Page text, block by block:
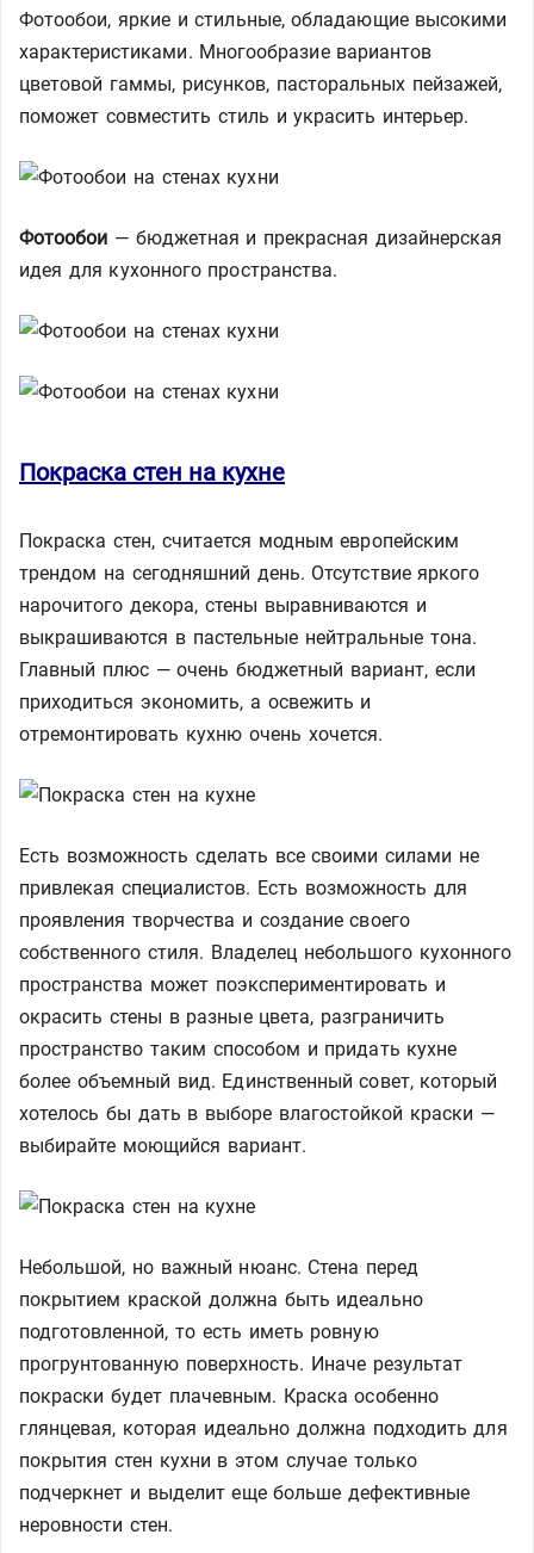
Фотообои, яркие и стильные, обладающие высокими
характеристиками. Многообразие вариантов
цветовой гаммы, рисунков, пасторальных пейзажей,
поможет совместить стиль и украсить интерьер.
Фотообои — бюджетная и прекрасная дизайнерская
идея для кухонного пространства.
Покраска стен на кухне
Покраска стен, считается модным европейским
трендом на сегодняшний день. Отсутствие яркого
нарочитого декора, стены выравниваются и
выкрашиваются в пастельные нейтральные тона.
Главный плюс — очень бюджетный вариант, если
приходиться экономить, а освежить и
отремонтировать кухню очень хочется.
Есть возможность сделать все своими силами не
привлекая специалистов. Есть возможность для
проявления творчества и создание своего
собственного стиля. Владелец небольшого кухонного
пространства может поэкспериментировать и
окрасить стены в разные цвета, разграничить
пространство таким способом и придать кухне
более объемный вид. Единственный совет, который
хотелось бы дать в выборе влагостойкой краски —
выбирайте моющийся вариант.
Небольшой, но важный нюанс. Стена перед
покрытием краской должна быть идеально
подготовленной, то есть иметь ровную
прогрунтованную поверхность. Иначе результат
покраски будет плачевным. Краска особенно
глянцевая, которая идеально должна подходить для
покрытия стен кухни в этом случае только
подчеркнет и выделит еще больше дефективные
неровности стен.